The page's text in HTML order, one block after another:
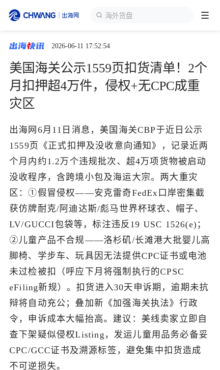
海外货盘
跨境展会
出海服务
出海资讯
跨境报告
出海导航
出海交流群
了解出海网
2026-06-11 17:52:54
美国海关公示1559页扣货清单！2个
月扣押超4万件，侵权+无CPC成重
灾区
出海网6月11日消息，美国海关CBP于近日公示
1559页《正式扣押及没收意向通知》，记录近两
个月内约1.2万个违规批次、超4万项货物被启动
没收程序，含跨境小包及海运大宗。两大重灾
区：①假冒侵权——安克雷奇FedEx口岸密集截
获仿牌耐克/阿迪达斯/彪马世界杯球衣、帽子、
LV/GUCCI包袋等，标注违反19 USC 1526(e)；
②儿童产品不合规——洛杉矶/长滩港大批婴儿高
脚椅、学步车、玩具因无法提供CPC证书或电池
未过检被扣（呼应下月将强制执行的CPSC
eFiling新规）。扣货进入30天申诉期，逾期未抗
辩将自动充公；叠加新《加强海关执法》行政
令，申诉成本大幅抬高。建议：美线卖家立即自
查下架疑似侵权Listing，发运儿童用品务必备妥
CPC/GCC证书及溯源标签，避免集中扣货造成
不可逆损失。